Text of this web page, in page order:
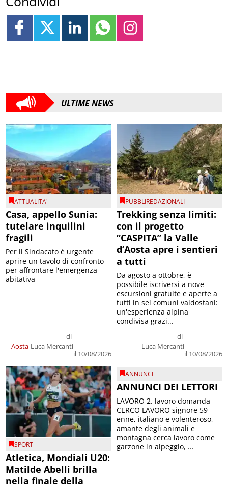
ULTIME NEWS
ATTUALITA'
Casa, appello Sunia:
tutelare inquilini
fragili
Aosta
di
Luca Mercanti
il 10/08/2026
Per il Sindacato è urgente
aprire un tavolo di confronto
per affrontare l'emergenza
abitativa
PUBBLIREDAZIONALI
Trekking senza limiti:
con il progetto
“CASPITA” la Valle
d’Aosta apre i sentieri
a tutti
di
Luca Mercanti
il 10/08/2026
Da agosto a ottobre, è
possibile iscriversi a nove
escursioni gratuite e aperte a
tutti in sei comuni valdostani:
un'esperienza alpina
condivisa grazi...
SPORT
Atletica, Mondiali U20:
Matilde Abelli brilla
nella finale della
ANNUNCI
ANNUNCI DEI LETTORI
LAVORO 2. lavoro domanda
CERCO LAVORO signore 59
enne, italiano e volenteroso,
amante degli animali e
montagna cerca lavoro come
garzone in alpeggio, ...